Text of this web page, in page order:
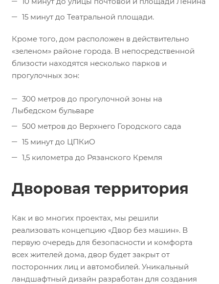
15 минут до Театральной площади.
Кроме того, дом расположен в действительно
«зеленом» районе города. В непосредственной
близости находятся несколько парков и
прогулочных зон:
300 метров до прогулочной зоны на
Лыбедском бульваре
500 метров до Верхнего Городского сада
15 минут до ЦПКиО
1,5 километра до Рязанского Кремля
Дворовая территория
Как и во многих проектах, мы решили
реализовать концепцию «Двор без машин». В
первую очередь для безопасности и комфорта
всех жителей дома, двор будет закрыт от
посторонних лиц и автомобилей. Уникальный
ландшафтный дизайн разработан для создания